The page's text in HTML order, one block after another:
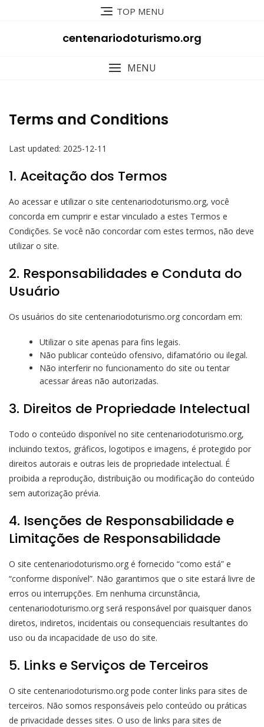
TOP MENU
centenariodoturismo.org
MENU
Terms and Conditions
Last updated: 2025-12-11
1. Aceitação dos Termos
Ao acessar e utilizar o site centenariodoturismo.org, você
concorda em cumprir e estar vinculado a estes Termos e
Condições. Se você não concordar com estes termos, não deve
utilizar o site.
2. Responsabilidades e Conduta do
Usuário
Os usuários do site centenariodoturismo.org concordam em:
Utilizar o site apenas para fins legais.
Não publicar conteúdo ofensivo, difamatório ou ilegal.
Não interferir no funcionamento do site ou tentar
acessar áreas não autorizadas.
3. Direitos de Propriedade Intelectual
Todo o conteúdo disponível no site centenariodoturismo.org,
incluindo textos, gráficos, logotipos e imagens, é protegido por
direitos autorais e outras leis de propriedade intelectual. É
proibida a reprodução, distribuição ou modificação do conteúdo
sem autorização prévia.
4. Isenções de Responsabilidade e
Limitações de Responsabilidade
O site centenariodoturismo.org é fornecido “como está” e
“conforme disponível”. Não garantimos que o site estará livre de
erros ou interrupções. Em nenhuma circunstância,
centenariodoturismo.org será responsável por quaisquer danos
diretos, indiretos, incidentais ou consequenciais resultantes do
uso ou da incapacidade de uso do site.
5. Links e Serviços de Terceiros
O site centenariodoturismo.org pode conter links para sites de
terceiros. Não somos responsáveis pelo conteúdo ou práticas
de privacidade desses sites. O uso de links para sites de